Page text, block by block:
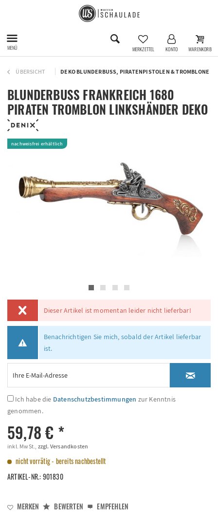
MENÜ MERKZETTEL KONTO WARENKORB
ÜBERSICHT DEKO BLUNDERBUSS, PIRATENPISTOLEN & TROMBLONE
BLUNDERBUSS FRANKREICH 1680
PIRATEN TROMBLON LINKSHÄNDER DEKO
nachweisfrei erhältlich
Dieser Artikel ist momentan leider nicht lieferbar!
Benachrichtigen Sie mich, sobald der Artikel lieferbar
ist.
Ich habe die Datenschutzbestimmungen zur Kenntnis
genommen.
59,78 € *
inkl. MwSt., zzgl. Versandkosten
nicht vorrätig - bereits nachbestellt
ARTIKEL-NR.:901830
MERKEN BEWERTEN EMPFEHLEN